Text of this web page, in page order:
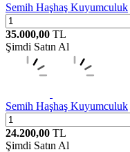
Semih Haşhaş Kuyumculuk
35.000,00 TL
Şimdi Satın Al
Semih Haşhaş Kuyumculuk
24.200,00 TL
Şimdi Satın Al